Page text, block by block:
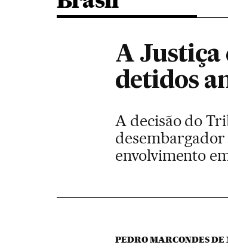
A Justiça
detidos
A decisão do
desembargador
envolvimento
PEDRO MARCONDES DE